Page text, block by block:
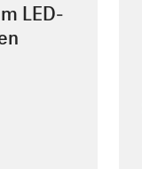
LED-